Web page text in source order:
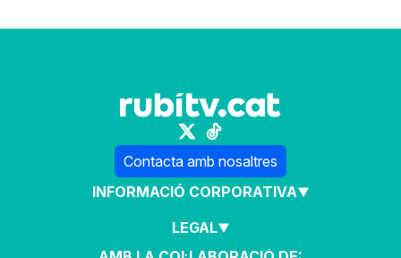
Contacta amb nosaltres
INFORMACIÓ CORPORATIVA
LEGAL